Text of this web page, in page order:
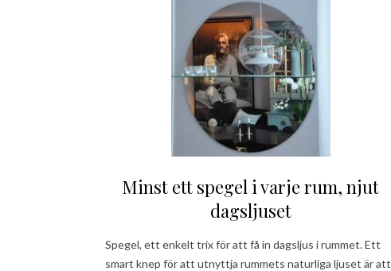
Minst ett spegel i varje rum, njut
dagsljuset
Spegel, ett enkelt trix för att få in dagsljus i rummet. Ett
smart knep för att utnyttja rummets naturliga ljuset är att